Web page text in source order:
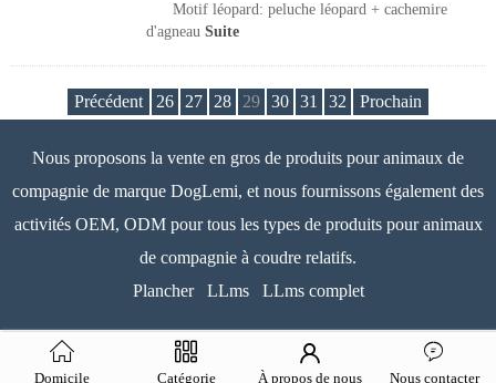
Motif léopard: peluche léopard + cachemire
d'agneau Suite
Précédent 26 27 28 29 30 31 32 Prochain
Nous proposons la vente en gros de produits pour animaux de
compagnie de marque DogLemi, et nous fournissons également des
activités OEM, ODM pour tous les types de produits pour animaux
de compagnie à coudre relatifs.
Plancher
LLms LLms complet
Domicile Catégorie À propos de nous Nous contacter